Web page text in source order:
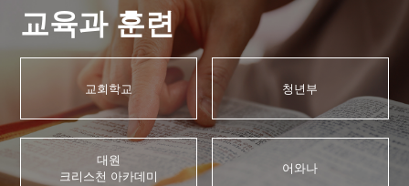
대원 어와나 클럽
청년부
대원 크리스천 아카데미
복지와 선교
교육과 훈련
교회학교 청년부
대원
크리스천 아카데미
어와나